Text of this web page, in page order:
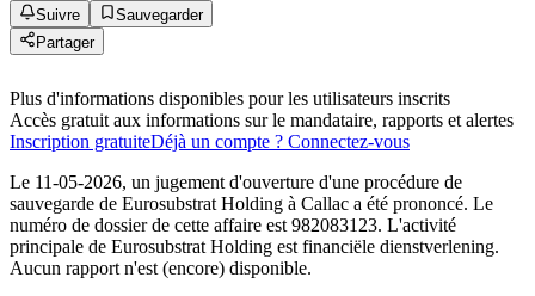
Suivre
Sauvegarder
Partager
Plus d'informations disponibles pour les utilisateurs inscrits
Accès gratuit aux informations sur le mandataire, rapports et alertes
Inscription gratuiteDéjà un compte ? Connectez-vous
Le 11-05-2026, un jugement d'ouverture d'une procédure de
sauvegarde de Eurosubstrat Holding à Callac a été prononcé. Le
numéro de dossier de cette affaire est 982083123. L'activité
principale de Eurosubstrat Holding est financiële dienstverlening.
Aucun rapport n'est (encore) disponible.